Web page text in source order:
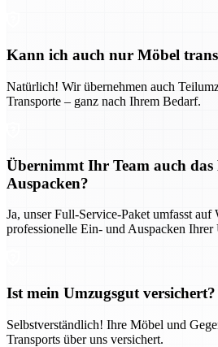
Kann ich auch nur Möbel
Natürlich! Wir übernehmen auch
Transporte – ganz nach Ihrem Bedarf.
Übernimmt Ihr Team auch
Auspacken?
Ja, unser Full-Service-Paket umfasst auf
professionelle Ein- und Auspacken Ihrer
Ist mein Umzugsgut versichert?
Selbstverständlich! Ihre Möbel und
Transports über uns versichert.